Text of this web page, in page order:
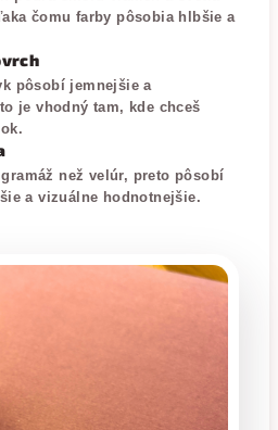
čomu farby pôsobia hlbšie a
pôsobí jemnejšie a
je vhodný tam, kde chceš
než velúr, preto pôsobí
a vizuálne hodnotnejšie.